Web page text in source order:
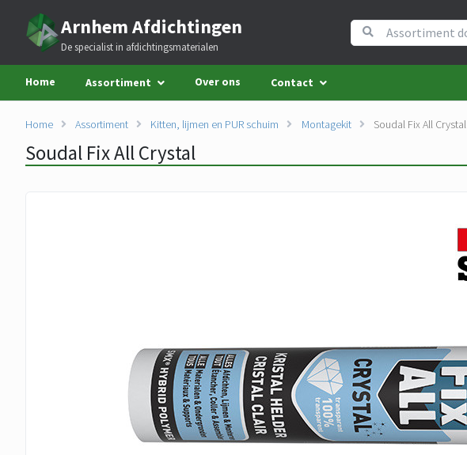
Arnhem Afdichtingen
De specialist in afdichtingsmaterialen
Home Assortiment Over ons Contact
Home Assortiment Kitten, lijmen en PUR schuim Montagekit Soudal Fix All Crystal
Soudal Fix All Crystal